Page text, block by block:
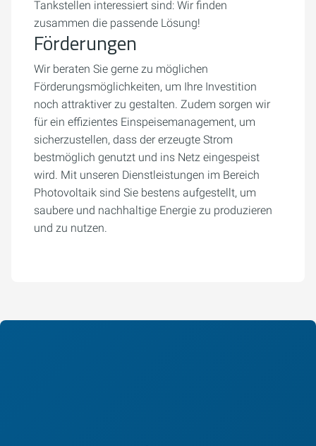
Tankstellen interessiert sind: Wir finden
zusammen die passende Lösung!
Förderungen
Wir beraten Sie gerne zu möglichen
Förderungsmöglichkeiten, um Ihre Investition
noch attraktiver zu gestalten. Zudem sorgen wir
für ein effizientes Einspeisemanagement, um
sicherzustellen, dass der erzeugte Strom
bestmöglich genutzt und ins Netz eingespeist
wird. Mit unseren Dienstleistungen im Bereich
Photovoltaik sind Sie bestens aufgestellt, um
saubere und nachhaltige Energie zu produzieren
und zu nutzen.